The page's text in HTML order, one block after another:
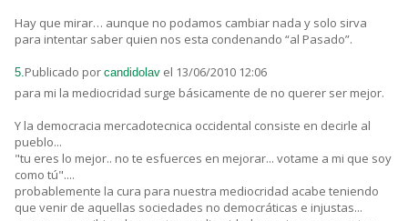
Hay que mirar… aunque no podamos cambiar nada y solo sirva
para intentar saber quien nos esta condenando “al Pasado”.
5.Publicado por candidolav el 13/06/2010 12:06
para mi la mediocridad surge básicamente de no querer ser mejor.
Y la democracia mercadotecnica occidental consiste en decirle al
pueblo...
"tu eres lo mejor.. no te esfuerces en mejorar... votame a mi que soy
como tú"....
probablemente la cura para nuestra mediocridad acabe teniendo
que venir de aquellas sociedades no democráticas e injustas...